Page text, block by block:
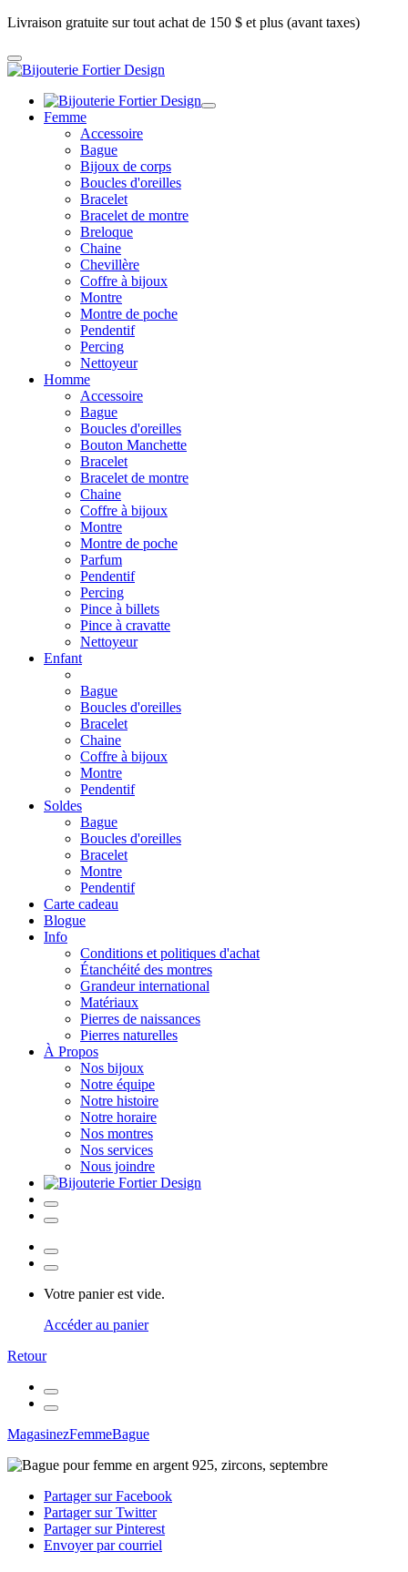
Livraison gratuite sur tout achat de 150 $ et plus (avant taxes)
Femme
Accessoire
Bague
Bijoux de corps
Boucles d'oreilles
Bracelet
Bracelet de montre
Breloque
Chaine
Chevillère
Coffre à bijoux
Montre
Montre de poche
Pendentif
Percing
Nettoyeur
Homme
Accessoire
Bague
Boucles d'oreilles
Bouton Manchette
Bracelet
Bracelet de montre
Chaine
Coffre à bijoux
Montre
Montre de poche
Parfum
Pendentif
Percing
Pince à billets
Pince à cravatte
Nettoyeur
Enfant
Bague
Boucles d'oreilles
Bracelet
Chaine
Coffre à bijoux
Montre
Pendentif
Soldes
Bague
Boucles d'oreilles
Bracelet
Montre
Pendentif
Carte cadeau
Blogue
Info
Conditions et politiques d'achat
Étanchéité des montres
Grandeur international
Matériaux
Pierres de naissances
Pierres naturelles
À Propos
Nos bijoux
Notre équipe
Notre histoire
Notre horaire
Nos montres
Nos services
Nous joindre
Votre panier est vide.
Accéder au panier
Retour
MagasinezFemmeBague
Partager sur Facebook
Partager sur Twitter
Partager sur Pinterest
Envoyer par courriel